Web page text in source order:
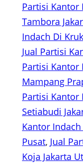
Partisi Kantor
Tambora
Indach Di
Jual Partisi
Partisi Kantor
Mampang
Partisi Kantor
Setiabudi
Kantor Indach
Pusat, Jual
Koja Jakarta